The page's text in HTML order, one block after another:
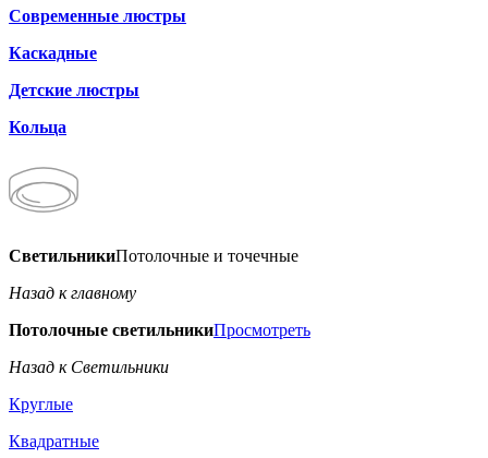
Современные люстры
Каскадные
Детские люстры
Кольца
СветильникиПотолочные и точечные
Назад к главному
Потолочные светильникиПросмотреть
Назад к Светильники
Круглые
Квадратные